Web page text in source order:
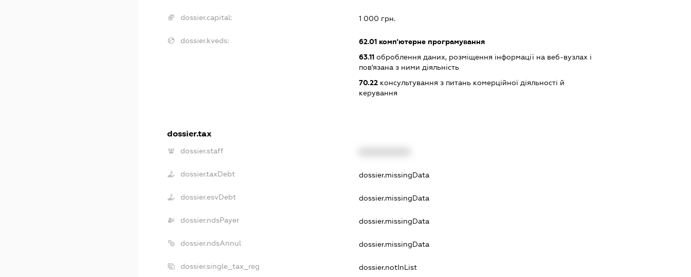
dossier.capital: 1 000 грн.
dossier.kveds: 62.01комп'ютерне програмування
63.11оброблення даних, розміщення інформації на веб-вузлах і
пов'язана з ними діяльність
70.22консультування з питань комерційної діяльності й
керування
dossier.tax
dossier.staff
dossier.taxDebt dossier.missingData
dossier.esvDebt dossier.missingData
dossier.ndsPayer dossier.missingData
dossier.ndsAnnul dossier.missingData
dossier.single_tax_reg dossier.notInList